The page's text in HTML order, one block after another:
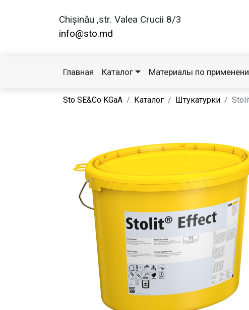
Chișinău ,str. Valea Crucii 8/3
info@sto.md
Главная Каталог Материалы по
Sto SE&Co KGaA Каталог Штукатурки